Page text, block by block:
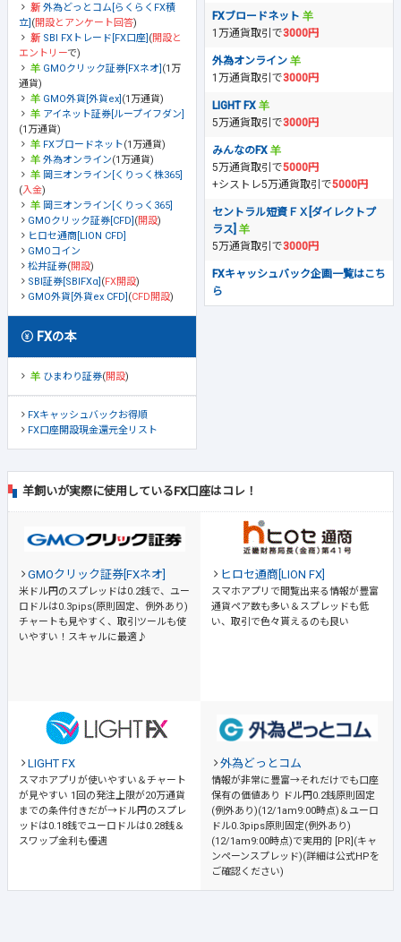
外為どっとコム[らくらくFX積
立] (開設とアンケート回答)
SBI FXトレード[FX口座] (開設と
エントリーで)
GMOクリック証券[FXネオ] (1万
通貨)
GMO外貨[外貨ex] (1万通貨)
アイネット証券[ループイフダン]
(1万通貨)
FXブロードネット(1万通貨)
外為オンライン(1万通貨)
岡三オンライン[くりっく株365]
(入金)
岡三オンライン[くりっく365]
GMOクリック証券[CFD] (開設)
ヒロセ通商[LION CFD]
GMOコイン
松井証券(開設)
SBI証券[SBIFXα] (FX開設)
GMO外貨[外貨ex CFD] (CFD開設)
FXの本
ひまわり証券(開設)
FXキャッシュバックお得順
FX口座開設現金還元全リスト
FXブロードネット
1万通貨取引で3000円
外為オンライン
1万通貨取引で3000円
LIGHT FX
5万通貨取引で3000円
みんなのFX
5万通貨取引で5000円
+シストレ5万通貨取引で5000円
セントラル短資ＦＸ[ダイレクトプ
ラス]
5万通貨取引で3000円
FXキャッシュバック企画一覧はこち
ら
羊飼いが実際に使用しているFX口座はコレ！
GMOクリック証券[FXネオ]
米ドル円のスプレッドは0.2銭で、ユー
ロドルは0.3pips(原則固定、例外あり)
チャートも見やすく、取引ツールも使
いやすい！スキャルに最適♪
ヒロセ通商[LION FX]
スマホアプリで閲覧出来る情報が豊富
通貨ペア数も多い＆スプレッドも低
い、取引で色々貰えるのも良い
LIGHT FX
スマホアプリが使いやすい＆チャート
が見やすい 1回の発注上限が20万通貨
までの条件付きだが→ドル円のスプレ
ッドは0.18銭でユーロドルは0.28銭＆
スワップ金利も優遇
外為どっとコム
情報が非常に豊富→それだけでも口座
保有の価値あり
ドル円0.2銭原則固定
(例外あり)(12/1am9:00時点)＆ユーロ
ドル0.3pips原則固定(例外あり)
(12/1am9:00時点)で実用的 [PR](キャ
ンペーンスプレッド)(詳細は公式HPを
ご確認ください)